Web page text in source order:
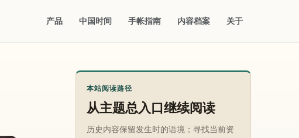
产品 中国时间 手帐指南 内容档案 关于
本站阅读路径
从主题总入口继续阅读
历史内容保留发生时的语境；寻找当前资